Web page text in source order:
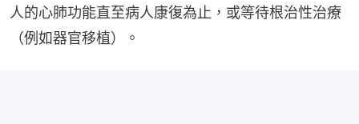
人的心肺功能直至病人康復為止，或等待根治性治療
（例如器官移植）。